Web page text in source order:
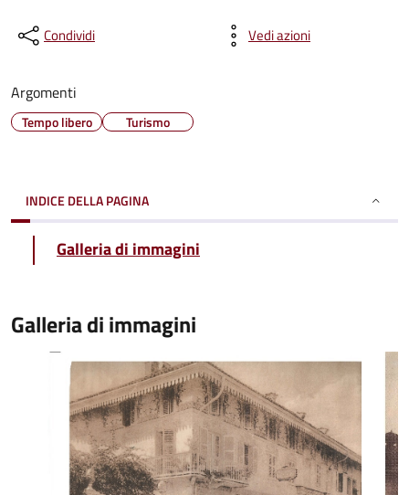
Condividi Vedi azioni
Argomenti
Tempo libero Turismo
INDICE DELLA PAGINA
Galleria di immagini
Galleria di immagini